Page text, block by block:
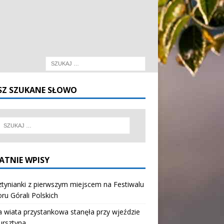
SZUKANE SŁOWO
WPISY
z pierwszym miejscem na Festiwalu
Górali Polskich
wiata przystankowa stanęła przy wjeździe